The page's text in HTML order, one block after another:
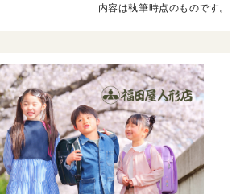
内容は執筆時点のものです。